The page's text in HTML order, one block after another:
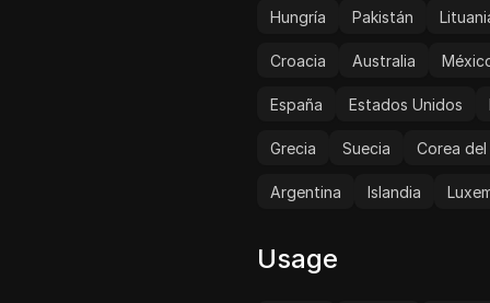
Hungría Pakistán
Croacia Australia
España Estados Unidos
Grecia Suecia Corea del
Argentina Islandia
Usage